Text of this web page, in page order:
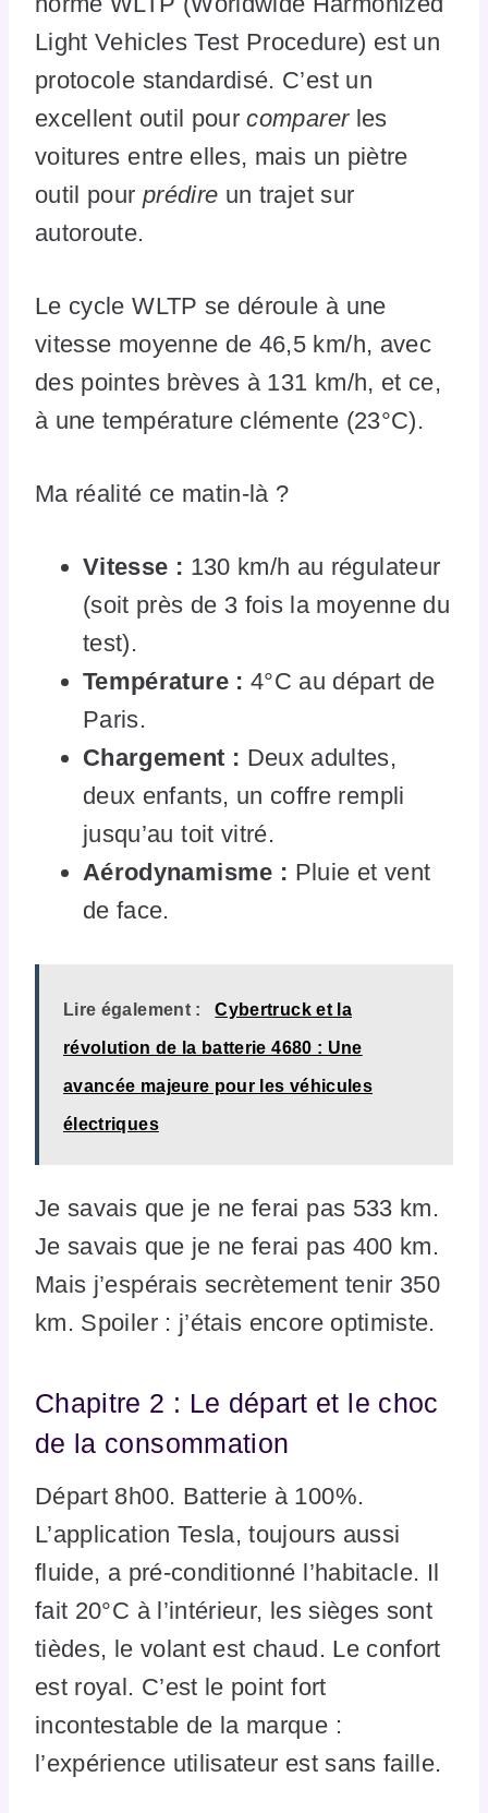
Light Vehicles Test Procedure) est un
protocole standardisé. C’est un
excellent outil pourcomparerles
voitures entre elles, mais un piètre
outil pour prédire un trajet sur
autoroute.
Le cycle WLTP se déroule à une
vitesse moyenne de 46,5 km/h, avec
des pointes brèves à 131 km/h, et ce,
à une température clémente (23°C).
Ma réalité ce matin-là ?
Vitesse : 130 km/h au régulateur
(soit près de 3 fois la moyenne du
test).
Température : 4°C au départ de
Paris.
Chargement : Deux adultes,
deux enfants, un coffre rempli
jusqu’au toit vitré.
Aérodynamisme : Pluie et vent
de face.
Lire également : Cybertruck et la
révolution de la batterie 4680 : Une
avancée majeure pour les véhicules
électriques
Je savais que je ne ferai pas 533 km.
Je savais que je ne ferai pas 400 km.
Mais j’espérais secrètement tenir 350
km. Spoiler : j’étais encore optimiste.
Chapitre 2 : Le départ et le choc
de la consommation
Départ 8h00. Batterie à 100%.
L’application Tesla, toujours aussi
fluide, a pré-conditionné l’habitacle. Il
fait 20°C à l’intérieur, les sièges sont
tièdes, le volant est chaud. Le confort
est royal. C’est le point fort
incontestable de la marque :
l’expérience utilisateur est sans faille.